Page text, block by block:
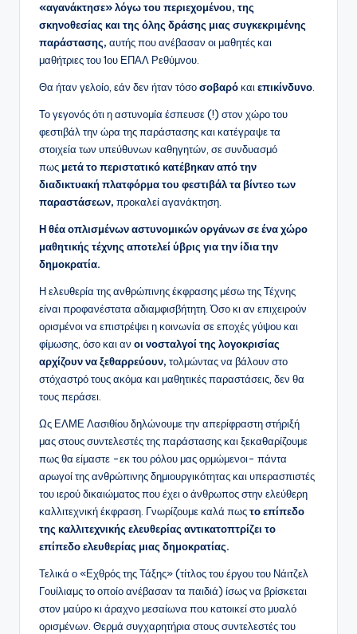
«αγανάκτησε» λόγω του περιεχομένου, της
σκηνοθεσίας και της όλης δράσης μιας συγκεκριμένης
παράστασης, αυτής που ανέβασαν οι μαθητές και
μαθήτριες του 1ου ΕΠΑΛ Ρεθύμνου.
Θα ήταν γελοίο, εάν δεν ήταν τόσοσοβαρόκαι επικίνδυνο
Το γεγονός ότι η αστυνομία έσπευσε (!) στον χώρο του
φεστιβάλ την ώρα της παράστασης και κατέγραψε τα
στοιχεία των υπεύθυνων καθηγητών, σε συνδυασμό
πως μετά το περιστατικό κατέβηκαν από την
διαδικτυακή πλατφόρμα του φεστιβάλ τα βίντεο των
παραστάσεων, προκαλεί αγανάκτηση.
Η θέα οπλισμένων αστυνομικών οργάνων σε ένα χώρο
μαθητικής τέχνης αποτελεί ύβρις για την ίδια την
δημοκρατία.
Η ελευθερία της ανθρώπινης έκφρασης μέσω της Τέχνης
είναι προφανέστατα αδιαμφισβήτητη. Όσο κι αν επιχειρούν
ορισμένοι να επιστρέψει η κοινωνία σε εποχές γύψου και
φίμωσης, όσο και αν οι νοσταλγοί της λογοκρισίας
αρχίζουν να ξεθαρρεύουν, τολμώντας να βάλουν στο
στόχαστρό τους ακόμα και μαθητικές παραστάσεις, δεν θα
τους περάσει.
Ως ΕΛΜΕ Λασιθίου δηλώνουμε την απερίφραστη στήριξή
μας στους συντελεστές της παράστασης και ξεκαθαρίζουμε
πως θα είμαστε -εκ του ρόλου μας ορμώμενοι- πάντα
αρωγοί της ανθρώπινης δημιουργικότητας και υπερασπιστές
του ιερού δικαιώματος που έχει ο άνθρωπος στην ελεύθερη
καλλιτεχνική έκφραση. Γνωρίζουμε καλά πωςτο επίπεδο
της καλλιτεχνικής ελευθερίας αντικατοπτρίζει το
επίπεδο ελευθερίας μιας δημοκρατίας.
Τελικά ο «Εχθρός της Τάξης» (τίτλος του έργου του Νάιτζελ
Γουίλιαμς το οποίο ανέβασαν τα παιδιά) ίσως να βρίσκεται
στον μαύρο κι άραχνο μεσαίωνα που κατοικεί στο μυαλό
ορισμένων. Θερμά συγχαρητήρια στους συντελεστές του